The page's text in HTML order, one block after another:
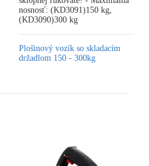
nosnosť: (KD3091)150 kg,
(KD3090)300 kg
Plošinový vozík so skladacím
držadlom 150 - 300kg